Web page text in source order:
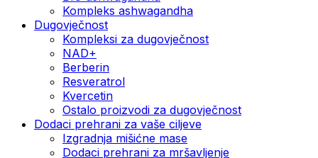
Kompleks ashwagandha
Dugovječnost
Kompleksi za dugovječnost
NAD+
Berberin
Resveratrol
Kvercetin
Ostalo proizvodi za dugovječnost
Dodaci prehrani za vaše ciljeve
Izgradnja mišićne mase
Dodaci prehrani za mršavljenje